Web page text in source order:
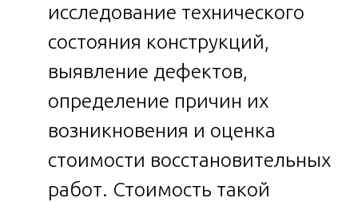
исследование технического
состояния конструкций,
выявление дефектов,
определение причин их
возникновения и оценка
стоимости восстановительных
работ. Стоимость такой